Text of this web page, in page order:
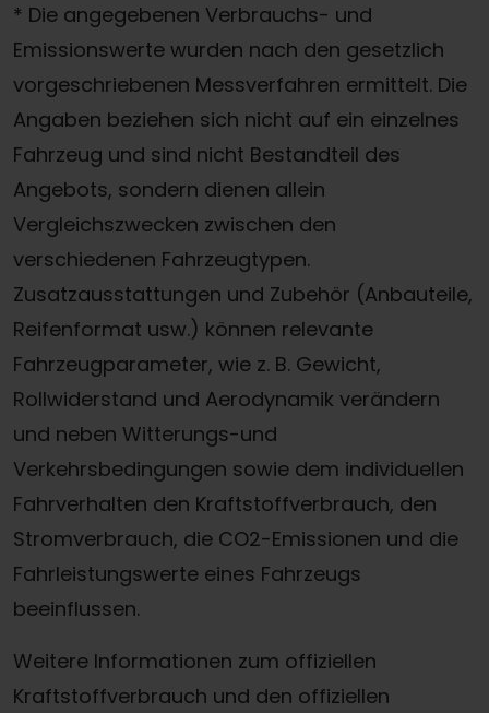
* Die angegebenen Verbrauchs- und
Emissionswerte wurden nach den gesetzlich
vorgeschriebenen Messverfahren ermittelt. Die
Angaben beziehen sich nicht auf ein einzelnes
Fahrzeug und sind nicht Bestandteil des
Angebots, sondern dienen allein
Vergleichszwecken zwischen den
verschiedenen Fahrzeugtypen.
Zusatzausstattungen und Zubehör (Anbauteile,
Reifenformat usw.) können relevante
Fahrzeugparameter, wie z. B. Gewicht,
Rollwiderstand und Aerodynamik verändern
und neben Witterungs-und
Verkehrsbedingungen sowie dem individuellen
Fahrverhalten den Kraftstoffverbrauch, den
Stromverbrauch, die CO2-Emissionen und die
Fahrleistungswerte eines Fahrzeugs
beeinflussen.
Weitere Informationen zum offiziellen
Kraftstoffverbrauch und den offiziellen